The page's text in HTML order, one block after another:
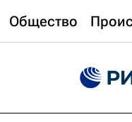
Общество